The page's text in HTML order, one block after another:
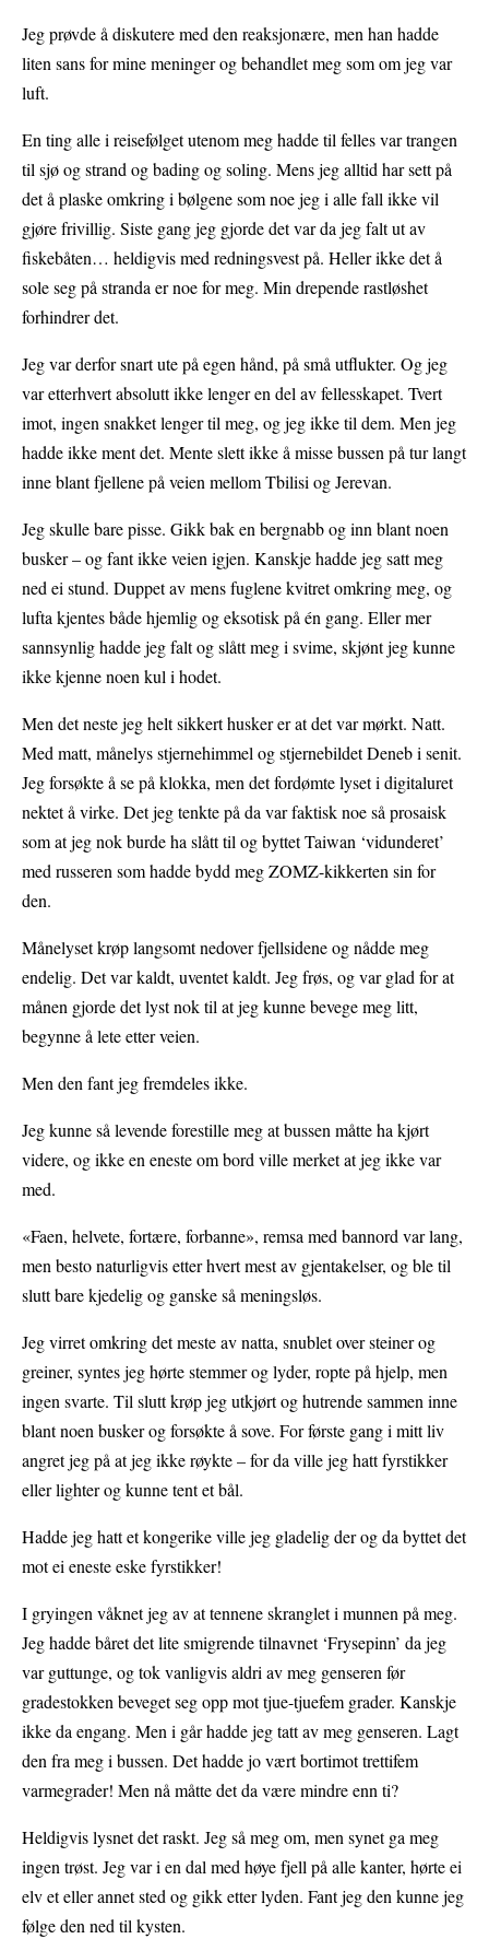
Jeg prøvde å diskutere med den reaksjonære, men han hadde
liten sans for mine meninger og behandlet meg som om jeg var
luft.
En ting alle i reisefølget utenom meg hadde til felles var trangen
til sjø og strand og bading og soling. Mens jeg alltid har sett på
det å plaske omkring i bølgene som noe jeg i alle fall ikke vil
gjøre frivillig. Siste gang jeg gjorde det var da jeg falt ut av
fiskebåten… heldigvis med redningsvest på. Heller ikke det å
sole seg på stranda er noe for meg. Min drepende rastløshet
forhindrer det.
Jeg var derfor snart ute på egen hånd, på små utflukter. Og jeg
var etterhvert absolutt ikke lenger en del av fellesskapet. Tvert
imot, ingen snakket lenger til meg, og jeg ikke til dem. Men jeg
hadde ikke ment det. Mente slett ikke å misse bussen på tur langt
inne blant fjellene på veien mellom Tbilisi og Jerevan.
Jeg skulle bare pisse. Gikk bak en bergnabb og inn blant noen
busker – og fant ikke veien igjen. Kanskje hadde jeg satt meg
ned ei stund. Duppet av mens fuglene kvitret omkring meg, og
lufta kjentes både hjemlig og eksotisk på én gang. Eller mer
sannsynlig hadde jeg falt og slått meg i svime, skjønt jeg kunne
ikke kjenne noen kul i hodet.
Men det neste jeg helt sikkert husker er at det var mørkt. Natt.
Med matt, månelys stjernehimmel og stjernebildet Deneb i senit.
Jeg forsøkte å se på klokka, men det fordømte lyset i digitaluret
nektet å virke. Det jeg tenkte på da var faktisk noe så prosaisk
som at jeg nok burde ha slått til og byttet Taiwan ‘vidunderet’
med russeren som hadde bydd meg ZOMZ-kikkerten sin for
den.
Månelyset krøp langsomt nedover fjellsidene og nådde meg
endelig. Det var kaldt, uventet kaldt. Jeg frøs, og var glad for at
månen gjorde det lyst nok til at jeg kunne bevege meg litt,
begynne å lete etter veien.
Men den fant jeg fremdeles ikke.
Jeg kunne så levende forestille meg at bussen måtte ha kjørt
videre, og ikke en eneste om bord ville merket at jeg ikke var
med.
«Faen, helvete, fortære, forbanne», remsa med bannord var lang,
men besto naturligvis etter hvert mest av gjentakelser, og ble til
slutt bare kjedelig og ganske så meningsløs.
Jeg virret omkring det meste av natta, snublet over steiner og
greiner, syntes jeg hørte stemmer og lyder, ropte på hjelp, men
ingen svarte. Til slutt krøp jeg utkjørt og hutrende sammen inne
blant noen busker og forsøkte å sove. For første gang i mitt liv
angret jeg på at jeg ikke røykte – for da ville jeg hatt fyrstikker
eller lighter og kunne tent et bål.
Hadde jeg hatt et kongerike ville jeg gladelig der og da byttet det
mot ei eneste eske fyrstikker!
I gryingen våknet jeg av at tennene skranglet i munnen på meg.
Jeg hadde båret det lite smigrende tilnavnet ‘Frysepinn’ da jeg
var guttunge, og tok vanligvis aldri av meg genseren før
gradestokken beveget seg opp mot tjue-tjuefem grader. Kanskje
ikke da engang. Men i går hadde jeg tatt av meg genseren. Lagt
den fra meg i bussen. Det hadde jo vært bortimot trettifem
varmegrader! Men nå måtte det da være mindre enn ti?
Heldigvis lysnet det raskt. Jeg så meg om, men synet ga meg
ingen trøst. Jeg var i en dal med høye fjell på alle kanter, hørte ei
elv et eller annet sted og gikk etter lyden. Fant jeg den kunne jeg
følge den ned til kysten.